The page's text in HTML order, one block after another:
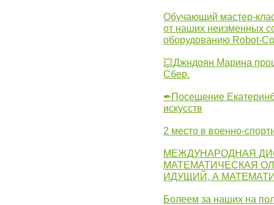
Обучающий мастер-
от наших неизменных
оборудованию Robot-
💥Джндоян Марина
Сбер.
✒Посещение
искусств
2 место в военно-
МЕЖДУНАРОДНАЯ
МАТЕМАТИЧЕСКАЯ
ИДУЩИЙ, А
Болеем за наших на